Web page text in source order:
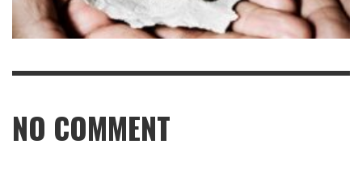
NO COMMENT